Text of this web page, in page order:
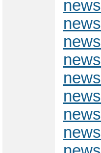
news
news
news
news
news
news
news
news